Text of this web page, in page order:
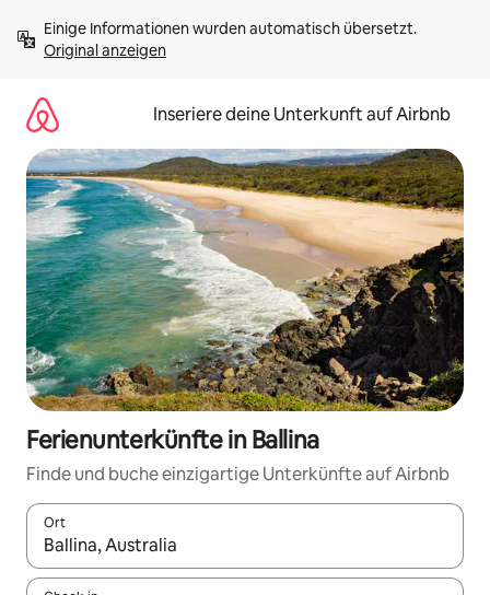
Inhalten
springenOriginal anzeigen
Inseriere deine Unterkunft auf Airbnb
Ferienunterkünfte in Ballina
Finde und buche einzigartige Unterkünfte auf Airbnb
Ort
Wenn Ergebnisse verfügbar sind, navigiere mit den